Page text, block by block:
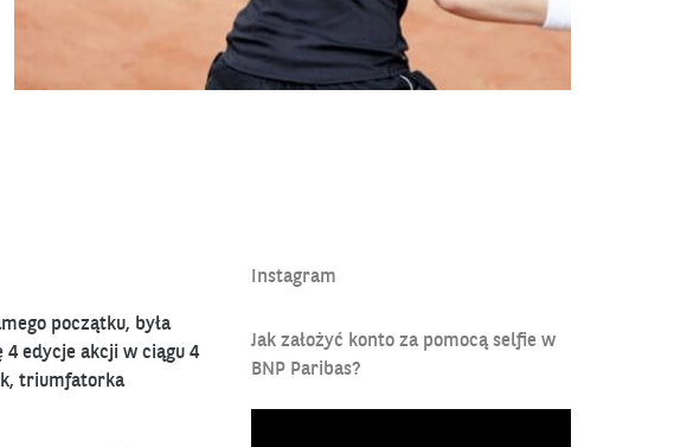
www.bnpparibas.pl/blog/wielkie-sukcesy-to-efekt-pracy-u-podstaw-bank-bnp-
początku, była
edycje akcji w ciągu 4
triumfatorka
Instagram
Jak założyć konto za pomocą selfie w
BNP Paribas?